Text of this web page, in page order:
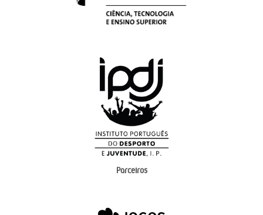
Parceiros